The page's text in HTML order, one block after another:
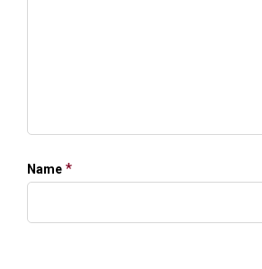
Name *